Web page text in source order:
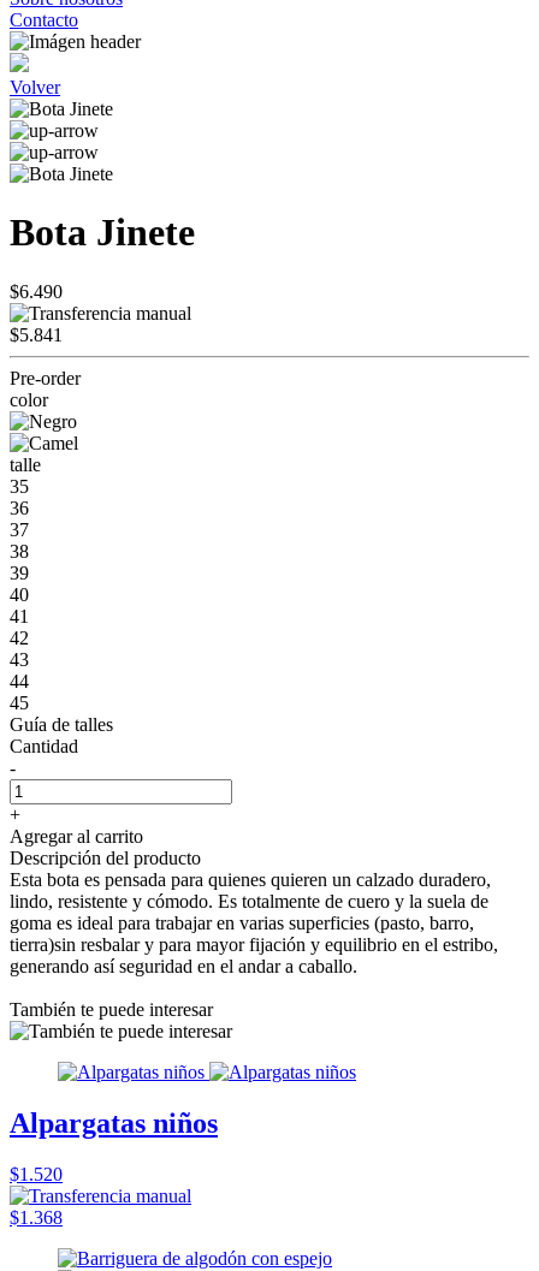
Contacto
Volver
Bota Jinete
$6.490
$5.841
Pre-order
color
talle
35
36
37
38
39
40
41
42
43
44
45
Guía de talles
Cantidad
-
+
Agregar al carrito
Descripción del producto
Esta bota es pensada para quienes quieren un calzado duradero,
lindo, resistente y cómodo. Es totalmente de cuero y la suela de
goma es ideal para trabajar en varias superficies (pasto, barro,
tierra)sin resbalar y para mayor fijación y equilibrio en el estribo,
generando así seguridad en el andar a caballo.
También te puede interesar
Alpargatas niños
$1.520
$1.368